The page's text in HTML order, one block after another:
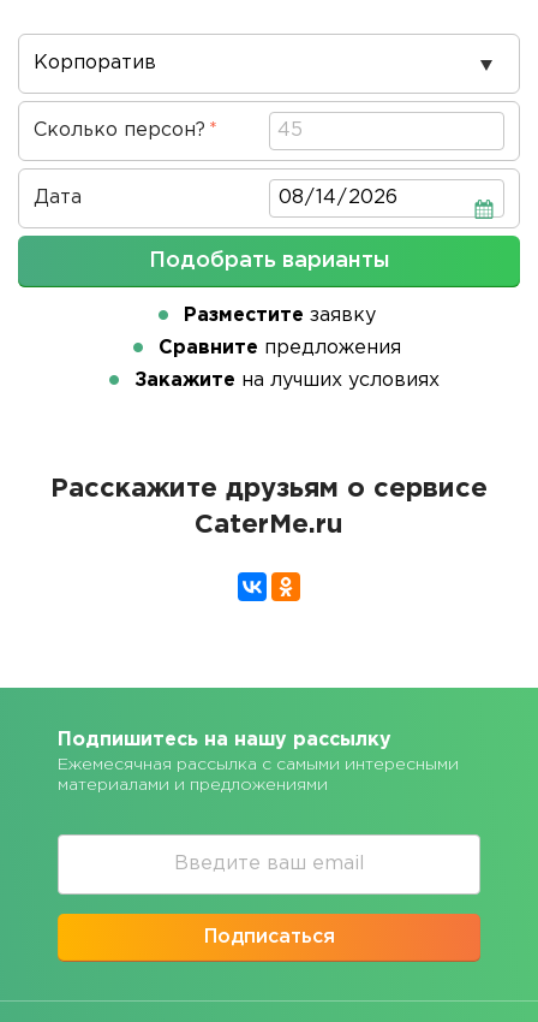
Повод
проведения
Сколько персон?
Дата Дата
Подобрать варианты
Разместите заявку
Сравните предложения
Закажите на лучших условиях
Расскажите друзьям о сервисе
CaterMe.ru
Подпишитесь на нашу рассылку
Ежемесячная рассылка с самыми интересными
материалами и предложениями
Подписаться